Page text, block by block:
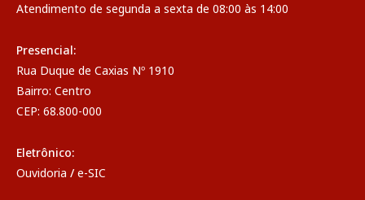
Atendimento de segunda a sexta de 08:00 às 14:00
Presencial:
Rua Duque de Caxias Nº 1910
Bairro: Centro
CEP: 68.800-000
Eletrônico:
Ouvidoria / e-SIC